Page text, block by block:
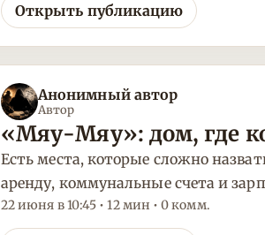
Открыть публикацию
Анонимный автор
Автор
«Мяу-Мяу»: дом, где
Есть места, которые сложно
аренду, коммунальные счета и
22 июня в 10:45 • 12 мин • 0 комм.